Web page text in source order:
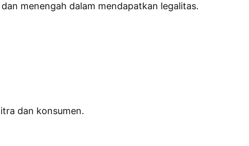
menengah dalam mendapatkan legalitas.
dan konsumen.